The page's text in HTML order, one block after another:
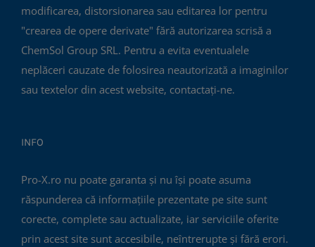
modificarea, distorsionarea sau editarea lor pentru
"crearea de opere derivate" fără autorizarea scrisă a
ChemSol Group SRL. Pentru a evita eventualele
neplăceri cauzate de folosirea neautorizată a imaginilor
sau textelor din acest website, contactați-ne.
INFO
Pro-X.ro nu poate garanta și nu își poate asuma
răspunderea că informațiile prezentate pe site sunt
corecte, complete sau actualizate, iar serviciile oferite
prin acest site sunt accesibile, neîntrerupte și fără erori.